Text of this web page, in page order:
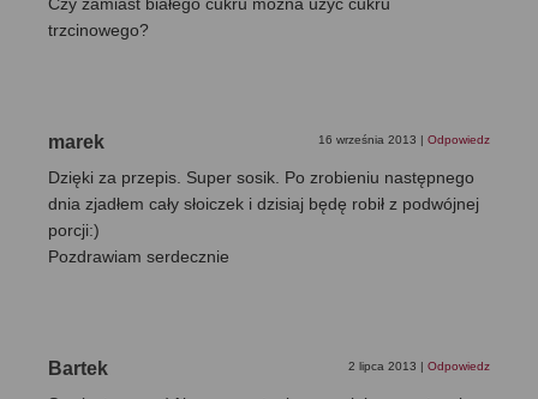
Czy zamiast białego cukru można użyć cukru
trzcinowego?
marek 16 września 2013 Odpowiedz
Dzięki za przepis. Super sosik. Po zrobieniu następnego
dnia zjadłem cały słoiczek i dzisiaj będę robił z podwójnej
porcji:)
Pozdrawiam serdecznie
Bartek 2 lipca 2013 Odpowiedz